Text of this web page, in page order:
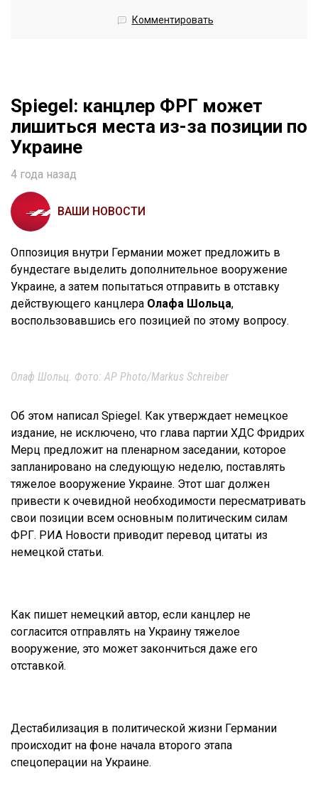
Комментировать
Spiegel: канцлер ФРГ может
лишиться места из-за позиции по
Украине
4 года назад
ВАШИ НОВОСТИ
Оппозиция внутри Германии может предложить в
бундестаге выделить дополнительное вооружение
Украине, а затем попытаться отправить в отставку
действующего канцлера Олафа Шольца,
воспользовавшись его позицией по этому вопросу.
Олаф Шольц. Фото: AP Photo/Markus Schreiber
Об этом написал Spiegel. Как утверждает немецкое
издание, не исключено, что глава партии ХДС Фридрих
Мерц предложит на пленарном заседании, которое
запланировано на следующую неделю, поставлять
тяжелое вооружение Украине. Этот шаг должен
привести к очевидной необходимости пересматривать
свои позиции всем основным политическим силам
ФРГ. РИА Новости приводит перевод цитаты из
немецкой статьи.
Как пишет немецкий автор, если канцлер не
согласится отправлять на Украину тяжелое
вооружение, это может закончиться даже его
отставкой.
Дестабилизация в политической жизни Германии
происходит на фоне начала второго этапа
спецоперации на Украине.